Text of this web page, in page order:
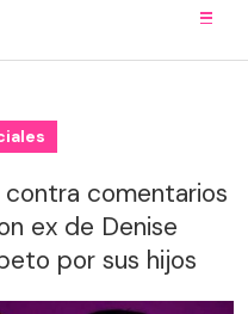
contra comentarios
ex de Denise
por sus hijos